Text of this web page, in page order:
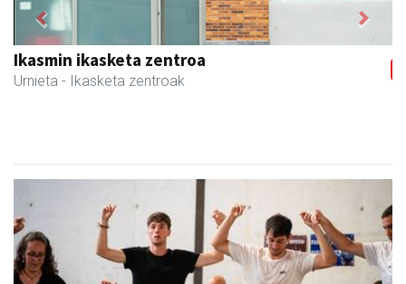
Ikasmin ikasketa zentroa
Urnieta - Ikasketa zentroak
Previous Next